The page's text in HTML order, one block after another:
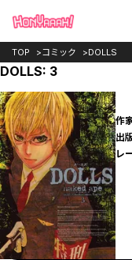
TOP コミック DOLLS
DOLLS: 3
作
出
レ